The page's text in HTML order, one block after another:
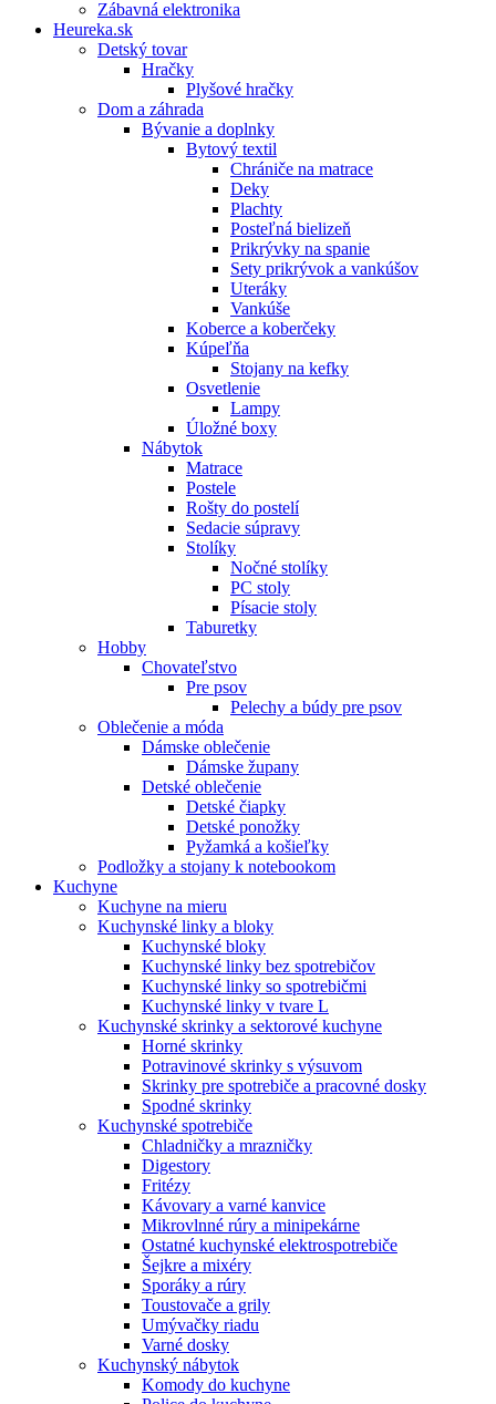
Zábavná elektronika
Heureka.sk
Detský tovar
Hračky
Plyšové hračky
Dom a záhrada
Bývanie a doplnky
Bytový textil
Chrániče na matrace
Deky
Plachty
Posteľná bielizeň
Prikrývky na spanie
Sety prikrývok a vankúšov
Uteráky
Vankúše
Koberce a koberčeky
Kúpeľňa
Stojany na kefky
Osvetlenie
Lampy
Úložné boxy
Nábytok
Matrace
Postele
Rošty do postelí
Sedacie súpravy
Stolíky
Nočné stolíky
PC stoly
Písacie stoly
Taburetky
Hobby
Chovateľstvo
Pre psov
Pelechy a búdy pre psov
Oblečenie a móda
Dámske oblečenie
Dámske župany
Detské oblečenie
Detské čiapky
Detské ponožky
Pyžamká a košieľky
Podložky a stojany k notebookom
Kuchyne
Kuchyne na mieru
Kuchynské linky a bloky
Kuchynské bloky
Kuchynské linky bez spotrebičov
Kuchynské linky so spotrebičmi
Kuchynské linky v tvare L
Kuchynské skrinky a sektorové kuchyne
Horné skrinky
Potravinové skrinky s výsuvom
Skrinky pre spotrebiče a pracovné dosky
Spodné skrinky
Kuchynské spotrebiče
Chladničky a mrazničky
Digestory
Fritézy
Kávovary a varné kanvice
Mikrovlnné rúry a minipekárne
Ostatné kuchynské elektrospotrebiče
Šejkre a mixéry
Sporáky a rúry
Toustovače a grily
Umývačky riadu
Varné dosky
Kuchynský nábytok
Komody do kuchyne